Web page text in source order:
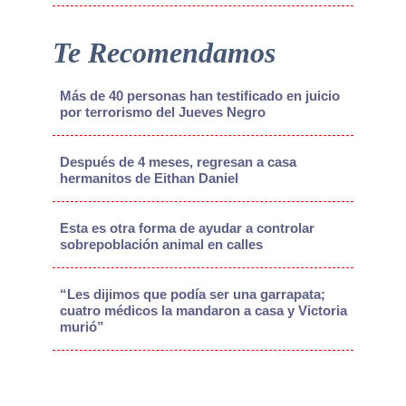
Te Recomendamos
Más de 40 personas han testificado en juicio
por terrorismo del Jueves Negro
Después de 4 meses, regresan a casa
hermanitos de Eithan Daniel
Esta es otra forma de ayudar a controlar
sobrepoblación animal en calles
“Les dijimos que podía ser una garrapata;
cuatro médicos la mandaron a casa y Victoria
murió”